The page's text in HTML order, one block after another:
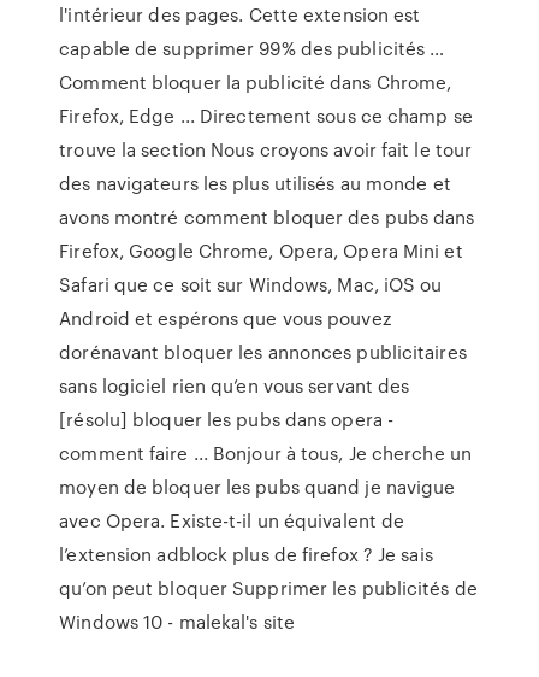
l'intérieur des pages. Cette extension est
capable de supprimer 99% des publicités …
Comment bloquer la publicité dans Chrome,
Firefox, Edge ... Directement sous ce champ se
trouve la section Nous croyons avoir fait le tour
des navigateurs les plus utilisés au monde et
avons montré comment bloquer des pubs dans
Firefox, Google Chrome, Opera, Opera Mini et
Safari que ce soit sur Windows, Mac, iOS ou
Android et espérons que vous pouvez
dorénavant bloquer les annonces publicitaires
sans logiciel rien qu’en vous servant des
[résolu] bloquer les pubs dans opera -
comment faire ... Bonjour à tous, Je cherche un
moyen de bloquer les pubs quand je navigue
avec Opera. Existe-t-il un équivalent de
l’extension adblock plus de firefox ? Je sais
qu’on peut bloquer Supprimer les publicités de
Windows 10 - malekal's site